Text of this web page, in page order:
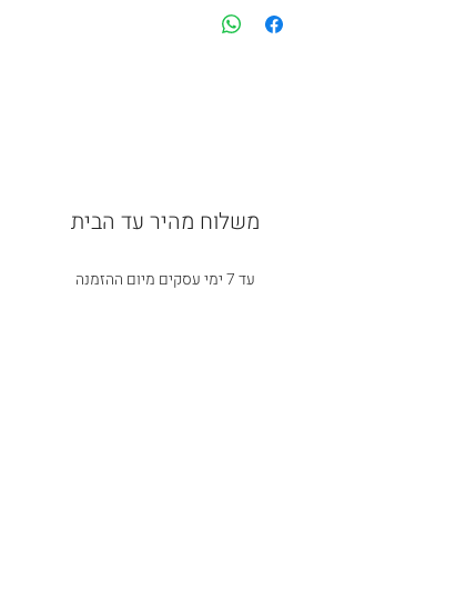
משלוח מהיר עד הבית
עד 7 ימי עסקים מיום ההזמנה